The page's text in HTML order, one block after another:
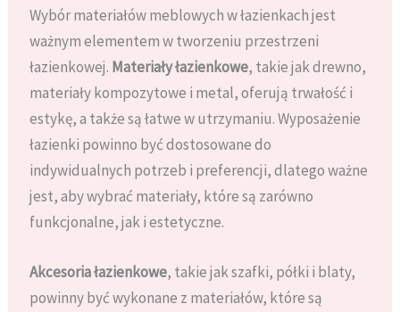
Wybór materiałów meblowych w łazienkach jest
ważnym elementem w tworzeniu przestrzeni
łazienkowej. Materiały łazienkowe, takie jak drewno,
materiały kompozytowe i metal, oferują trwałość i
estykę, a także są łatwe w utrzymaniu. Wyposażenie
łazienki powinno być dostosowane do
indywidualnych potrzeb i preferencji, dlatego ważne
jest, aby wybrać materiały, które są zarówno
funkcjonalne, jak i estetyczne.
Akcesoria łazienkowe, takie jak szafki, półki i blaty,
powinny być wykonane z materiałów, które są